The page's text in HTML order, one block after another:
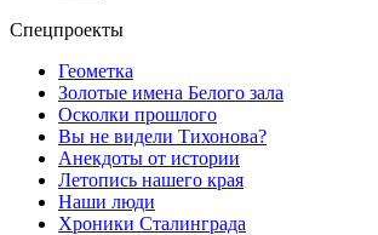
Спецпроекты
Геометка
Золотые имена Белого зала
Осколки прошлого
Вы не видели Тихонова?
Анекдоты от истории
Летопись нашего края
Наши люди
Хроники Сталинграда